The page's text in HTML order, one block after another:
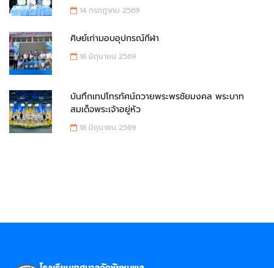
14 กรกฎาคม 2569
ศิษย์เก่ามอบอุปกรณ์กีฬา
18 มิถุนายน 2569
บันทึกเทปโทรทัศน์ถวายพระพรชัยมงคล พระบาท
สมเด็จพระเจ้าอยู่หัว
18 มิถุนายน 2569